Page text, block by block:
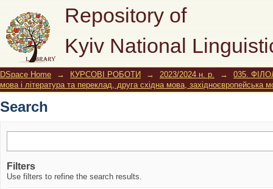
Repository of
Kyiv National
Search
DSpace Home → КУРСОВІ РОБОТИ → 2023/2024 н. р. →
035.
мова і література та переклад, друга східна мова, західноєвропейська
Search
Filters
Use filters to refine the search results.